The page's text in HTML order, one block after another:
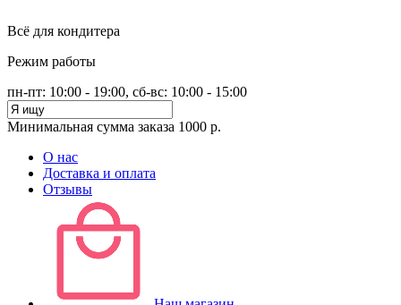
Всё для кондитера
Режим работы
пн-пт: 10:00 - 19:00, сб-вс: 10:00 - 15:00
Минимальная сумма заказа 1000 р.
О нас
Доставка и оплата
Отзывы